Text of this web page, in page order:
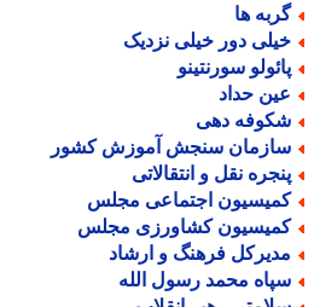
ها
دور خیلی نزدیک
سورنتینو
حداد
دهی
سنجش آموزش کشور
نقل و انتقالاتی
اجتماعی مجلس
کشاورزی مجلس
فرهنگ و ارشاد
محمد رسول الله